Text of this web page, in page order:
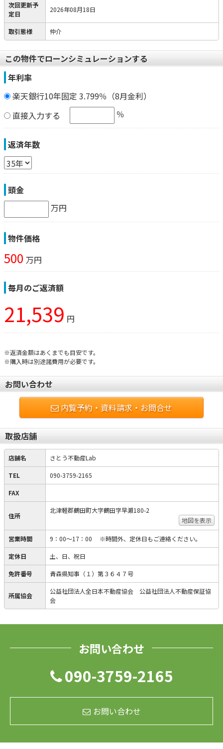
次回更新予
定日
2026年08月18日
取引態様 仲介
この物件でローンシミュレーションする
年利率
楽天銀行10年固定 3.799％（8月金利）
直接入力する
％
返済年数
頭金
万円
物件価格
500 万円
毎月のご返済額
21,539 円
※返済金額はあくまでも目安です。
※購入時は別途諸費用が必要です。
お問い合わせ
内覧予約・資料請求・お問合せ
取扱店舗
店舗名 さとう不動産Lab
TEL 090-3759-2165
FAX
住所
北津軽郡鶴田町大字鶴田字早瀬180-2
地図を表示
営業時間 9：00～17：00 ※時間外、定休日もご連絡ください。
定休日 土、日、祝日
免許番号 青森県知事（１）第３６４７号
所属協会
公益社団法人全日本不動産協会 公益社団法人不動産保証協
会
お問い合わせ
090-3759-2165
お問い合わせ